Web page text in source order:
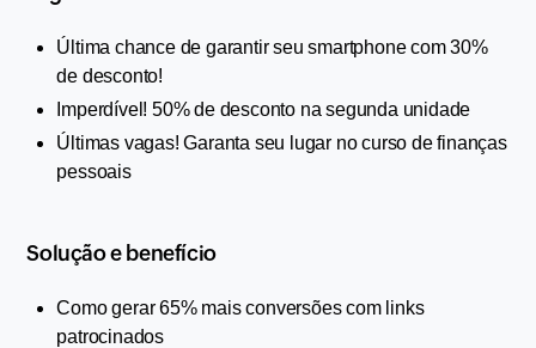
Última chance de garantir seu smartphone com 30%
de desconto!
Imperdível! 50% de desconto na segunda unidade
Últimas vagas! Garanta seu lugar no curso de finanças
pessoais
Solução e benefício
Como gerar 65% mais conversões com links
patrocinados